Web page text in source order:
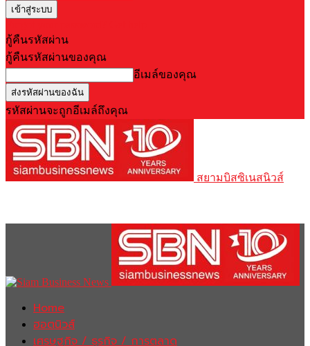
กู้คืนรหัสผ่าน
กู้คืนรหัสผ่านของคุณ
อีเมล์ของคุณ
รหัสผ่านจะถูกอีเมล์ถึงคุณ
สยามบิสซิเนสนิวส์
Home
ฮอตนิวส์
เศรษฐกิจ / ธุรกิจ / การตลาด